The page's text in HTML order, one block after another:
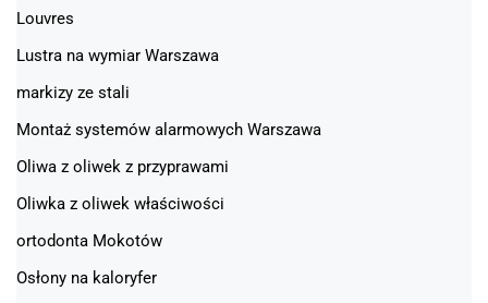
Louvres
Lustra na wymiar Warszawa
markizy ze stali
Montaż systemów alarmowych Warszawa
Oliwa z oliwek z przyprawami
Oliwka z oliwek właściwości
ortodonta Mokotów
Osłony na kaloryfer